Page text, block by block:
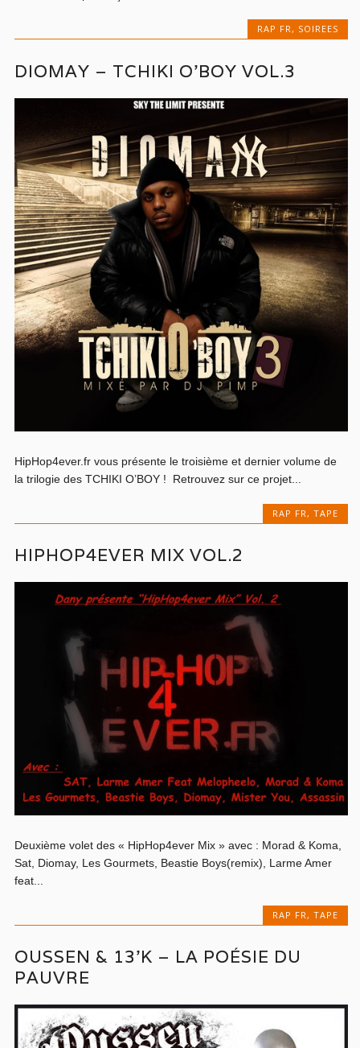
RAP FR, SOIREES
DIOMAY – TCHIKI O’BOY VOL.3
HipHop4ever.fr vous présente le troisième et dernier volume de
la trilogie des TCHIKI O’BOY ! Retrouvez sur ce projet...
RAP FR , TAPE
HIPHOP4EVER MIX VOL.2
Deuxième volet des « HipHop4ever Mix » avec : Morad & Koma,
Sat, Diomay, Les Gourmets, Beastie Boys(remix), Larme Amer
feat...
RAP FR , TAPE
OUSSEN & 13’K – LA POÉSIE DU
PAUVRE